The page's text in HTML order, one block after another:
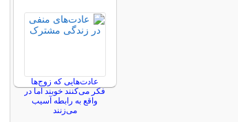
عادت‌هایی که زوج‌ها
فکر می‌کنند خوبند اما در
واقع به رابطه آسیب
می‌زنند